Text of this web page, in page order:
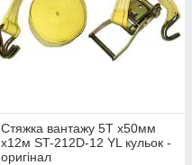
Стяжка вантажу 5T х50мм
х12м ST-212D-12 YL кульок -
оригінал